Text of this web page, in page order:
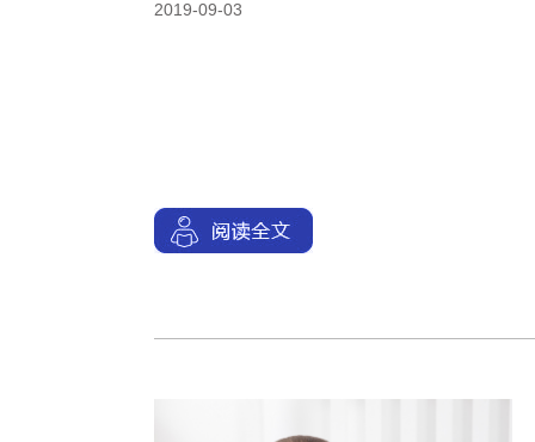
2019-09-03